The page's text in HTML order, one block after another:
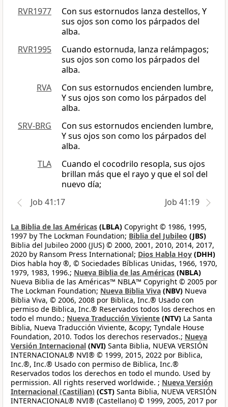
RVR1977
Con sus estornudos lanza destellos, Y
sus ojos son como los párpados del
alba.
RVR1995
Cuando estornuda, lanza relámpagos;
sus ojos son como los párpados del
alba.
RVA
Con sus estornudos encienden lumbre,
Y sus ojos son como los párpados del
alba.
SRV-BRG
Con sus estornudos encienden lumbre,
Y sus ojos son como los párpados del
alba.
TLA
Cuando el cocodrilo resopla, sus ojos
brillan más que el rayo y que el sol del
nuevo día;
Job 41:17
Job 41:19
La Biblia de las Américas (LBLA) Copyright © 1986, 1995,
1997 by The Lockman Foundation; Biblia del Jubileo (JBS)
Biblia del Jubileo 2000 (JUS) © 2000, 2001, 2010, 2014, 2017,
2020 by Ransom Press International; Dios Habla Hoy (DHH)
Dios habla hoy ®, © Sociedades Bíblicas Unidas, 1966, 1970,
1979, 1983, 1996.; Nueva Biblia de las Américas (NBLA)
Nueva Biblia de las Américas™ NBLA™ Copyright © 2005 por
The Lockman Foundation; Nueva Biblia Viva (NBV) Nueva
Biblia Viva, © 2006, 2008 por Biblica, Inc.® Usado con
permiso de Biblica, Inc.® Reservados todos los derechos en
todo el mundo.; Nueva Traducción Viviente (NTV) La Santa
Biblia, Nueva Traducción Viviente, &copy; Tyndale House
Foundation, 2010. Todos los derechos reservados.; Nueva
Versión Internacional (NVI) Santa Biblia, NUEVA VERSIÓN
INTERNACIONAL® NVI® © 1999, 2015, 2022 por Biblica,
Inc.®, Inc.® Usado con permiso de Biblica, Inc.®
Reservados todos los derechos en todo el mundo. Used by
permission. All rights reserved worldwide. ; Nueva Versión
Internacional (Castilian) (CST) Santa Biblia, NUEVA VERSIÓN
INTERNACIONAL® NVI® (Castellano) © 1999, 2005, 2017 por